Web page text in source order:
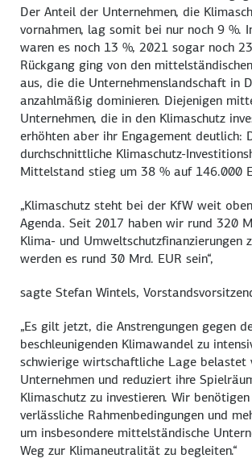
Der Anteil der Unternehmen, die
vornahmen, lag somit bei nur noch 9 %.
waren es noch 13 %, 2021 sogar noch
Rückgang ging von den
aus, die die Unternehmenslandschaft in
anzahlmäßig dominieren. Diejenigen
Unternehmen, die in den Klimaschutz
erhöhten aber ihr Engagement deutlich:
durchschnittliche Klimaschutz-
Mittelstand stieg um 38 % auf 146.000
„Klimaschutz steht bei der KfW weit
Agenda. Seit 2017 haben wir rund 320
Klima- und Umweltschutzfinanzierungen
werden es rund 30 Mrd. EUR sein“,
sagte Stefan Wintels,
„Es gilt jetzt, die Anstrengungen gegen
beschleunigenden Klimawandel zu
schwierige wirtschaftliche Lage belastet
Unternehmen und reduziert ihre
Klimaschutz zu investieren. Wir
verlässliche Rahmenbedingungen und
um insbesondere mittelständische
Weg zur Klimaneutralität zu begleiten.“